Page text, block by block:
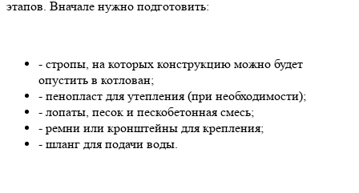
этапов. Вначале нужно подготовить:
- стропы, на которых конструкцию можно будет
опустить в котлован;
- пенопласт для утепления (при необходимости);
- лопаты, песок и пескобетонная смесь;
- ремни или кронштейны для крепления;
- шланг для подачи воды.